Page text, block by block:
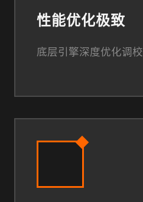
性能优化极致
底层引擎深度优化调校